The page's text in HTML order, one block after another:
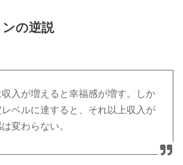
の逆説
入が増えると幸福感が増す。しか
ベルに達すると、それ以上収入が
変わらない。